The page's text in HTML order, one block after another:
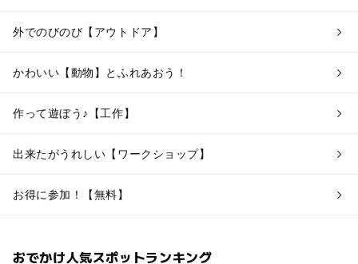
外でのびのび【アウトドア】
かわいい【動物】とふれあおう！
作って遊ぼう♪【工作】
出来たがうれしい【ワークショップ】
お得に参加！【無料】
おでかけ人気スポットランキング